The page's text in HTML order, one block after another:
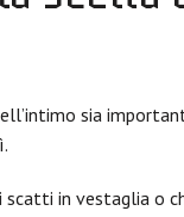
sia
in vestaglia o